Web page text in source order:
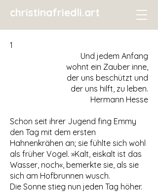
christinafriedli.art
1
Und jedem Anfang
wohnt ein Zauber inne,
der uns beschützt und
der uns hilft, zu leben.
Hermann Hesse
Schon seit ihrer Jugend fing Emmy
den Tag mit dem ersten
Hahnenkrähen an; sie fühlte sich wohl
als früher Vogel. »Kalt, eiskalt ist das
Wasser, noch«, bemerkte sie, als sie
sich am Hofbrunnen wusch.
Die Sonne stieg nun jeden Tag höher.